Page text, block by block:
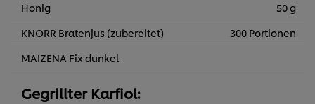
Honig
50 g
KNORR Bratenjus (zubereitet)
300 Portionen
MAIZENA Fix dunkel
Gegrillter Karfiol: